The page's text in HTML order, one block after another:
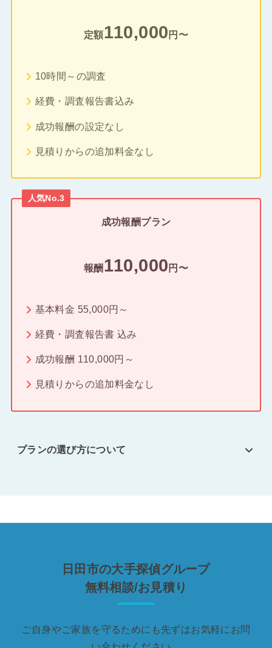
定額110,000 円〜
10時間～の調査
経費・調査報告書込み
成功報酬の設定なし
見積りからの追加料金なし
人気No.3
成功報酬プラン
報酬 110,000 円〜
基本料金 55,000円～
経費・調査報告書 込み
成功報酬 110,000円～
見積りからの追加料金なし
プランの選び方について
日田市の大手探偵グループ
無料相談/お見積り
ご自身やご家族を守るためにも先ずはお気軽にお問